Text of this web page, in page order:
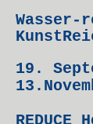
Wasser-
19.